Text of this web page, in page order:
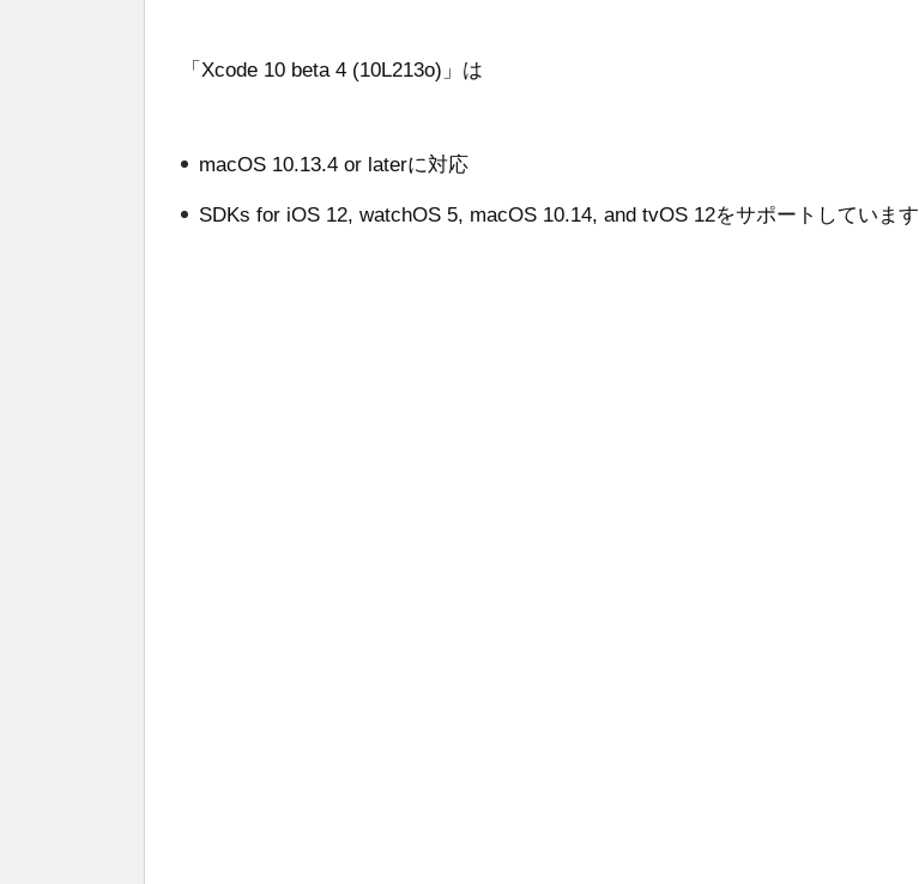
「Xcode 10 beta 4 (10L213o)」は
macOS 10.13.4 or laterに対応
SDKs for iOS 12, watchOS 5, macOS 10.14, and tvOS 12をサポートしています